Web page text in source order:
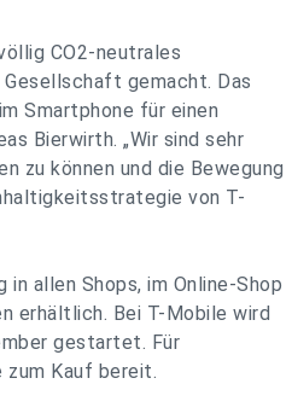
CO2-neutrales
Gesellschaft gemacht. Das
Smartphone für einen
Bierwirth. „Wir sind sehr
zu können und die Bewegung
von T-
allen Shops, im Online-Shop
erhältlich. Bei T-Mobile wird
gestartet. Für
zum Kauf bereit.